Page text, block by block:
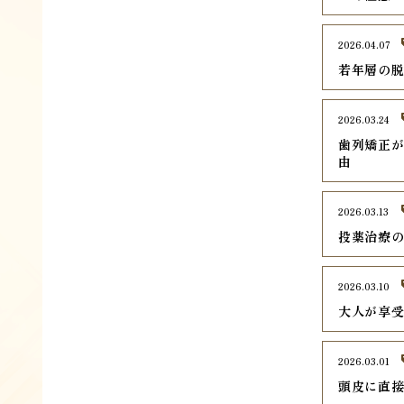
若年層の
2026.04.07
歯列矯正
由
2026.03.24
投薬治療
2026.03.13
大人が享
2026.03.10
頭皮に直
2026.03.01